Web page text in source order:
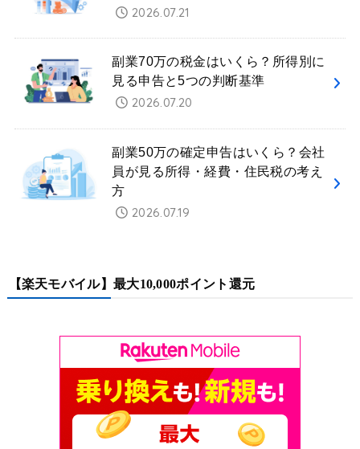
2026.07.21
副業70万の税金はいくら？所得別に
見る申告と5つの判断基準
2026.07.20
副業50万の確定申告はいくら？会社
員が見る所得・経費・住民税の考え
方
2026.07.19
【楽天モバイル】最大10,000ポイント還元